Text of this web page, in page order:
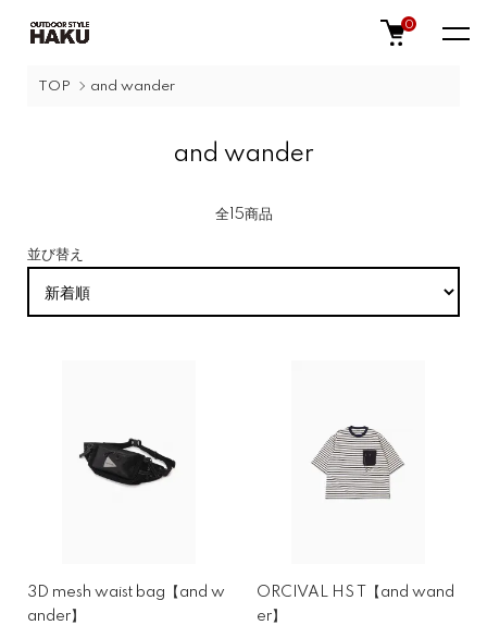
0
TOP and wander
and wander
全15商品
並び替え
3D mesh waist bag【and w
ander】
ORCIVAL HS T【and wand
er】